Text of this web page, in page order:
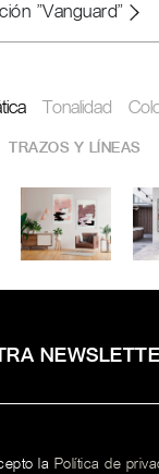
"Vanguard"
Tonalidad
TRAZOS Y LÍNEAS
la Política de